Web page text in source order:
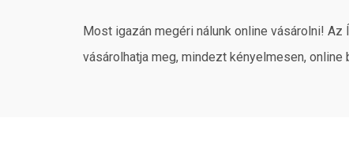
Most igazán megéri nálunk online vásárolni!
vásárolhatja meg, mindezt kényelmesen,